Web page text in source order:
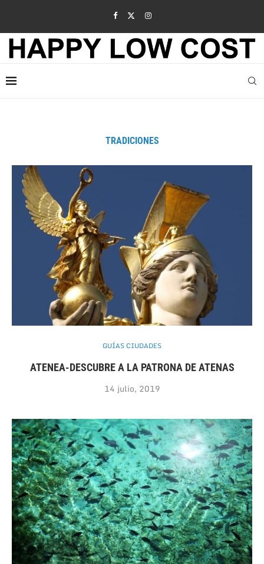
TRADICIONES
GUÍAS CIUDADES
ATENEA-DESCUBRE A LA PATRONA DE ATENAS
14 julio, 2019